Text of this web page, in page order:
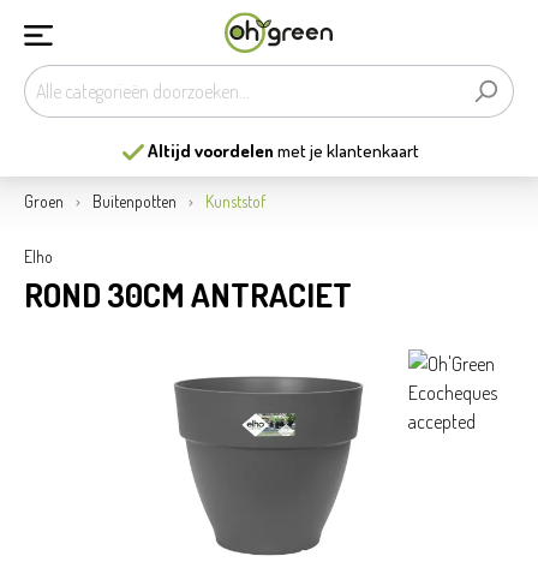
Altijd voordelen met je klantenkaart
Groen Buitenpotten Kunststof
Elho
ROND 30CM ANTRACIET